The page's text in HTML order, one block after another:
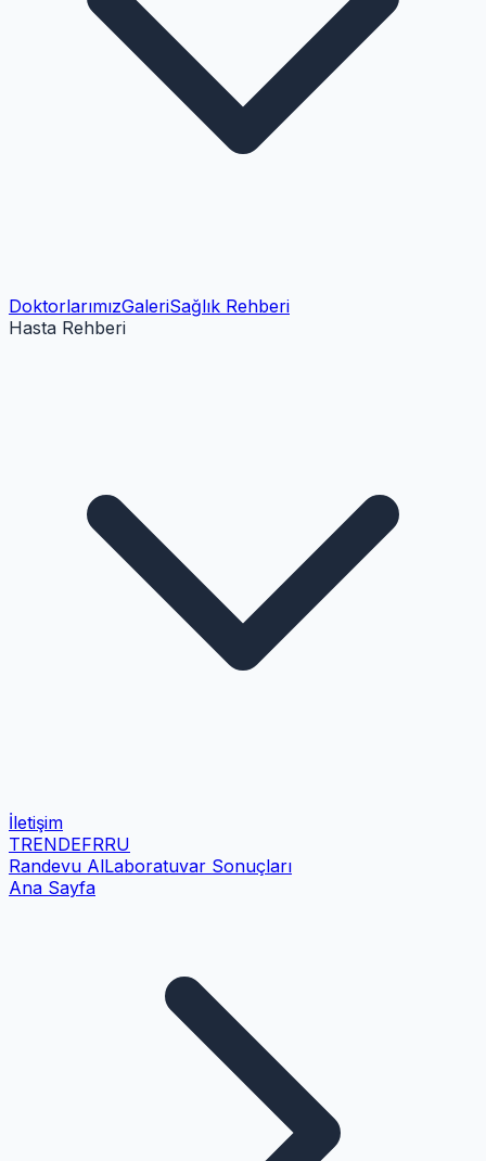
DoktorlarımızGaleriSağlık Rehberi
Hasta Rehberi
İletişim
TRENDEFRRU
Randevu AlLaboratuvar Sonuçları
Ana Sayfa